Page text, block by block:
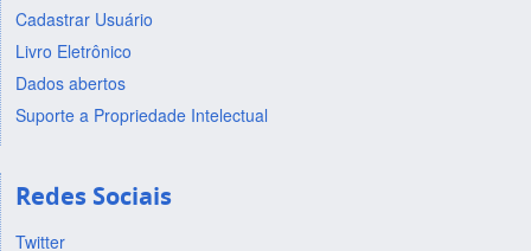
Cadastrar Usuário
Livro Eletrônico
Dados abertos
Suporte a Propriedade Intelectual
Redes Sociais
Twitter